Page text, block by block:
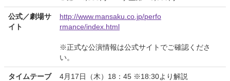
公式／劇場サ
イト
http://www.mansaku.co.jp/perfo
rmance/index.html
※正式な公演情報は公式サイトでご確認くださ
い。
タイムテーブ
4月17日（木）18：45 ※18:30より解説